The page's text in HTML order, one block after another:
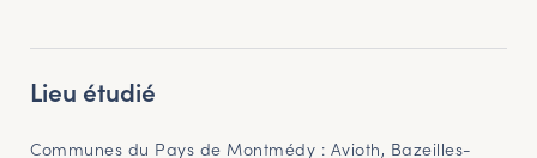
Lieu étudié
Communes du Pays de Montmédy : Avioth, Bazeilles-